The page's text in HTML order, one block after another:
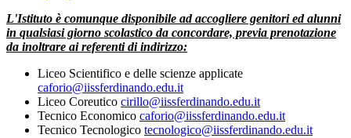
L'Istituto è comunque disponibile ad accogliere genitori ed alunni
in qualsiasi giorno scolastico da concordare, previa prenotazione
da inoltrare ai referenti di indirizzo:
Liceo Scientifico e delle scienze applicate
caforio@iissferdinando.edu.it
Liceo Coreutico cirillo@iissferdinando.edu.it
Tecnico Economico caforio@iissferdinando.edu.it
Tecnico Tecnologico tecnologico@iissferdinando.edu.it